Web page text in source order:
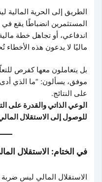
الطريق إلى الحرية
المستثمرين انضباطًا يقع
اندفاعي، أو تجاهل خطة
ماليًا لا يدعون هذه الأخطاء
بل يتعاملون معها كفرص
موفق، يسألون: “ما الذي أدى
على النتائج.
الوعي الذاتي والقدرة على
للوصول إلى الاستقلال
في الختام: الاستقلال
الاستقلال المالي ليس